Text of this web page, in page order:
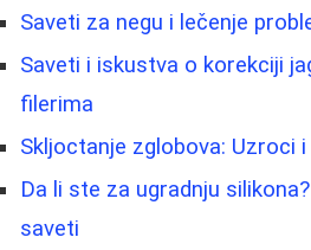
Saveti za negu i lečenje
Saveti i iskustva o korekciji
filerima
Skljoctanje zglobova: Uzroci
Da li ste za ugradnju
saveti